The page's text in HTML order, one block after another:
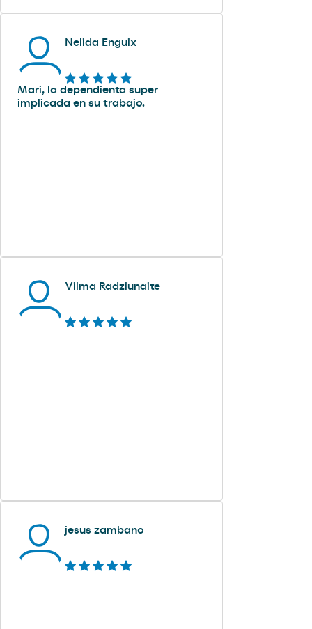
Nelida Enguix
Mari, la dependienta super
implicada en su trabajo.
Vilma Radziunaite
jesus zambano